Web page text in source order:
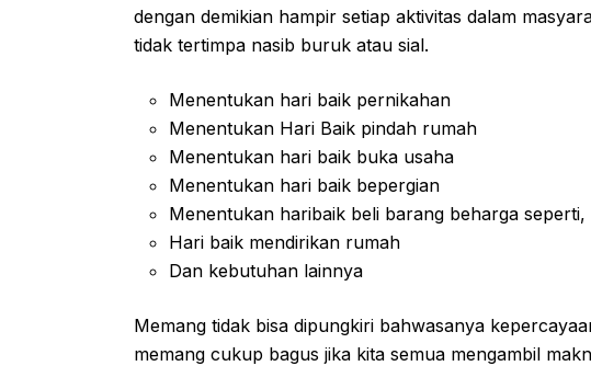
dengan demikian hampir setiap aktivitas dalam
tidak tertimpa nasib buruk atau sial.
Menentukan hari baik pernikahan
Menentukan Hari Baik pindah rumah
Menentukan hari baik buka usaha
Menentukan hari baik bepergian
Menentukan haribaik beli barang beharga
Hari baik mendirikan rumah
Dan kebutuhan lainnya
Memang tidak bisa dipungkiri bahwasanya
memang cukup bagus jika kita semua mengambil